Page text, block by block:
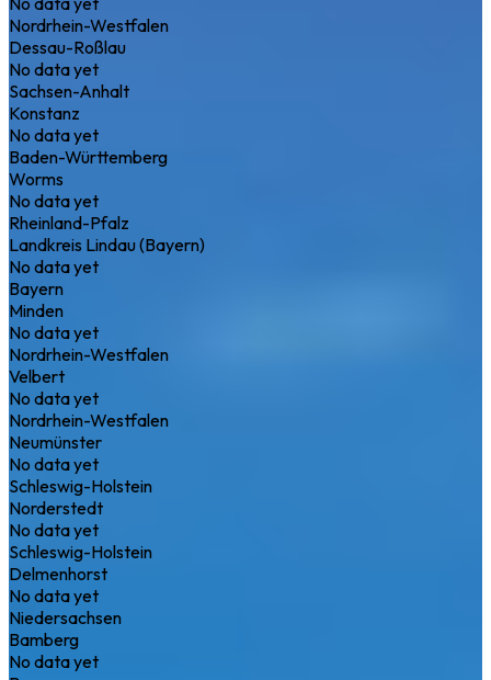
Nordrhein-Westfalen
Dessau-Roßlau
No data yet
Sachsen-Anhalt
Konstanz
No data yet
Baden-Württemberg
Worms
No data yet
Rheinland-Pfalz
Landkreis Lindau (Bayern)
No data yet
Bayern
Minden
No data yet
Nordrhein-Westfalen
Velbert
No data yet
Nordrhein-Westfalen
Neumünster
No data yet
Schleswig-Holstein
Norderstedt
No data yet
Schleswig-Holstein
Delmenhorst
No data yet
Niedersachsen
Bamberg
No data yet